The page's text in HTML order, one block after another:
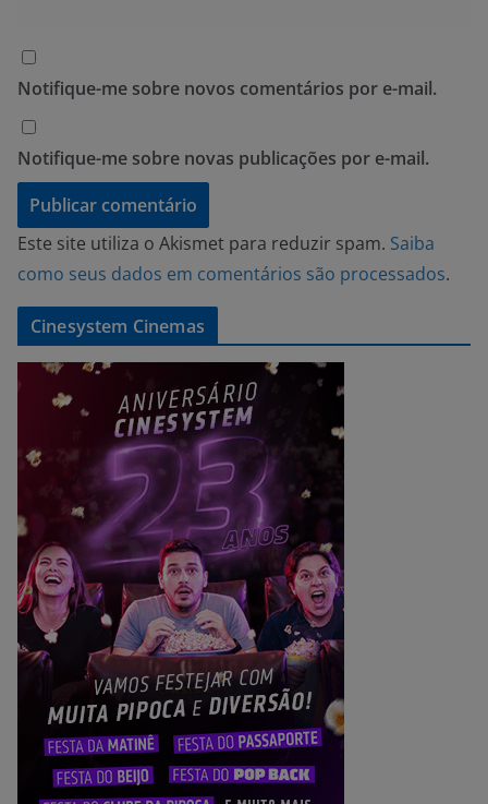
Notifique-me sobre novos comentários por e-mail.
Notifique-me sobre novas publicações por e-mail.
Este site utiliza o Akismet para reduzir spam. Saiba
como seus dados em comentários são processados.
Cinesystem Cinemas